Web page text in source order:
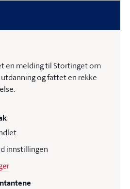
en melding til Stortinget om
og fattet en rekke
innstillingen